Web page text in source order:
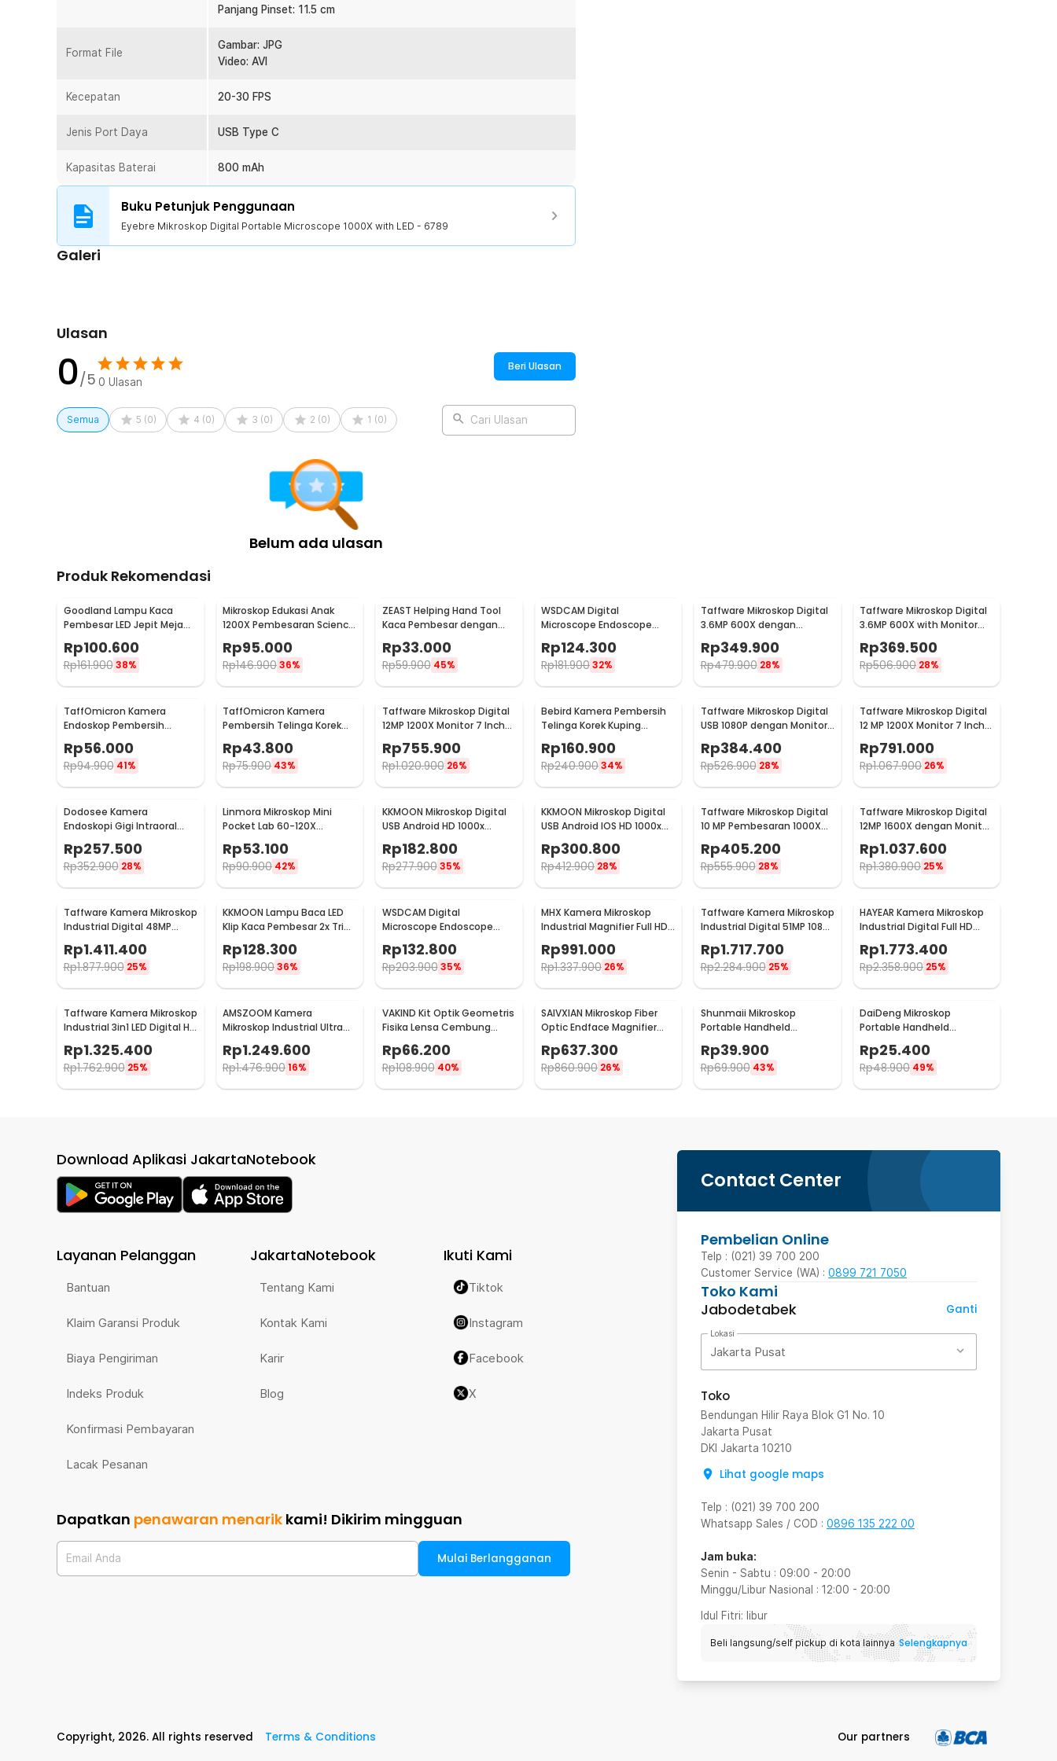
sebagai media belajar untuk mengenalkan anak pada aneka tekstur dan detail yang menarik.
Kelengkapan Produk
1 x Eyebre Mikroskop Digital Portable Microscope 1000X with LED - 6789
1 x Base Portable
2 x Kotak Sample
1 x Plastic Rod
1 x Pinset
1 x Set Game Card
1 x Kabel USB Type C
Panjang Pinset: 11.5 cm
Format File
Gambar: JPG
Video: AVI
Kecepatan 20-30 FPS
Jenis Port Daya USB Type C
Kapasitas Baterai 800 mAh
Buku Petunjuk Penggunaan
Eyebre Mikroskop Digital Portable Microscope 1000X with LED - 6789
Galeri
Ulasan
0/5 0 Ulasan
Beri Ulasan
Semua 5 (0) 4 (0) 3 (0) 2 (0) 1 (0) Cari Ulasan
Belum ada ulasan
Produk Rekomendasi
Goodland Lampu Kaca
Pembesar LED Jepit Meja
Natural White 2X 5X -
MG15122-2B
Rp100.600
Rp161.900 38%
Mikroskop Edukasi Anak
1200X Pembesaran Science
Rp95.000
Rp146.90036%
ZEAST Helping Hand Tool
Kaca Pembesar dengan
Penjepit - TE-805
Rp33.000
Rp59.900 45%
WSDCAM Digital
Microscope Endoscope
Camera Magnifier 500 Kali
with LED - WS500
Rp124.300
Rp181.90032%
Taffware Mikroskop Digital
3.6MP 600X dengan
Monitor dan Metal Stand -
G600
Rp349.900
Rp479.900 28%
Taffware Mikroskop Digital
3.6MP 600X with Monitor
and Fleksibel Stand - G600
Rp369.500
Rp506.900 28%
TaffOmicron Kamera
Endoskop Pembersih
Telinga Endoscope USB 3 in
1 - i96
Rp56.000
Rp94.900 41%
TaffOmicron Kamera
Pembersih Telinga Korek
Kuping Endoscope HD USB -
EU-0
Rp43.800
Rp75.900 43%
Taffware Mikroskop Digital
12MP 1200X Monitor 7 Inch
Rp755.900
Rp1.020.900 26%
Bebird Kamera Pembersih
Telinga Korek Kuping
Otoskop Endoscope WiFi -
R1
Rp160.900
Rp240.90034%
Taffware Mikroskop Digital
USB 1080P dengan Monitor
and Stand - G1000
Rp384.400
Rp526.900 28%
Taffware Mikroskop Digital
12 MP 1200X Monitor 7 Inch
Rp791.000
Rp1.067.900 26%
Dodosee Kamera
Endoskopi Gigi Intraoral
LED - YC-W7
Rp257.500
Rp352.900 28%
Linmora Mikroskop Mini
Pocket Lab 60-120X
Magnification - LZ8602
Rp53.100
Rp90.900 42%
KKMOON Mikroskop Digital
USB Android HD 1000x
Magnification - AN104
Rp182.800
Rp277.900 35%
KKMOON Mikroskop Digital
USB Android IOS HD 1000x
Magnification - F210
Rp300.800
Rp412.900 28%
Taffware Mikroskop Digital
10 MP Pembesaran 1000X
Rp405.200
Rp555.900 28%
Taffware Mikroskop Digital
12MP 1600X dengan Monitor
and Metal Stand - G1600
Rp1.037.600
Rp1.380.900 25%
Taffware Kamera Mikroskop
Industrial Digital 48MP
Rp1.411.400
Rp1.877.900 25%
KKMOON Lampu Baca LED
Klip Kaca Pembesar 2x Tri
Color 12W 1200 Lumens -
HP-P6
Rp128.300
Rp198.90036%
WSDCAM Digital
Microscope Endoscope
Camera Magnifier 1600X -
WS1600
Rp132.800
Rp203.900 35%
MHX Kamera Mikroskop
Industrial Magnifier Full HD
Rp991.000
Rp1.337.900 26%
Taffware Kamera Mikroskop
Industrial Digital 51MP 1080P
Rp1.717.700
Rp2.284.900 25%
HAYEAR Kamera Mikroskop
Industrial Digital Full HD
14MP 1080P - HY60
Rp1.773.400
Rp2.358.900 25%
Taffware Kamera Mikroskop
Industrial 3in1 LED Digital HD
Lens 13MP - YZ130
Rp1.325.400
Rp1.762.900 25%
AMSZOOM Kamera
Mikroskop Industrial Ultra
HD 4K with LED Light - AZ4
Rp1.249.600
Rp1.476.90016%
VAKIND Kit Optik Geometris
Fisika Lensa Cembung
Cekung Kotak Laser - GX-
5002
Rp66.200
Rp108.900 40%
SAIVXIAN Mikroskop Fiber
Optic Endface Magnifier
400x with Adapter - OL-
400
Rp637.300
Rp860.900 26%
Shunmaii Mikroskop
Portable Handheld
Microscope 60-120X with
LED - SH-60
Rp39.900
Rp69.900 43%
DaiDeng Mikroskop
Portable Handheld
9595
Rp25.400
Rp48.900 49%
Contact Center
Pembelian Online
Telp : (021) 39 700 200
Customer Service (WA) : 0899 721 7050
Toko Kami
Jabodetabek
Ganti
Lokasi
Jakarta Pusat
Toko
Bendungan Hilir Raya Blok G1 No. 10
Jakarta Pusat
DKI Jakarta 10210
Lihat google maps
Telp : (021) 39 700 200
Whatsapp Sales / COD : 0896 135 222 00
Jam buka:
Senin - Sabtu : 09:00 - 20:00
Minggu/Libur Nasional : 12:00 - 20:00
Idul Fitri: libur
Beli langsung/self pickup di kota lainnya Selengkapnya
Download Aplikasi JakartaNotebook
Layanan Pelanggan
Bantuan
Klaim Garansi Produk
Biaya Pengiriman
Indeks Produk
Konfirmasi Pembayaran
Lacak Pesanan
JakartaNotebook
Tentang Kami
Kontak Kami
Karir
Blog
Ikuti Kami
Tiktok
Instagram
Facebook
X
Dapatkan penawaran menarik kami! Dikirim mingguan
Email Anda Mulai Berlangganan
Copyright, 2026. All rights reserved Terms & Conditions Our partners